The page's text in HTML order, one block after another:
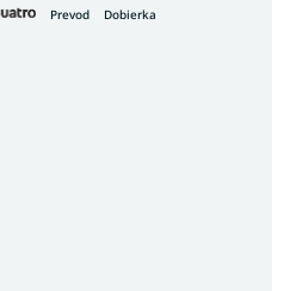
Prevod Dobierka